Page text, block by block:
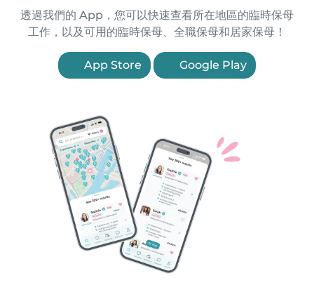
透過我們的 App，您可以快速查看所在地區的臨時保母
工作，以及可用的臨時保母、全職保母和居家保母！
App Store Google Play